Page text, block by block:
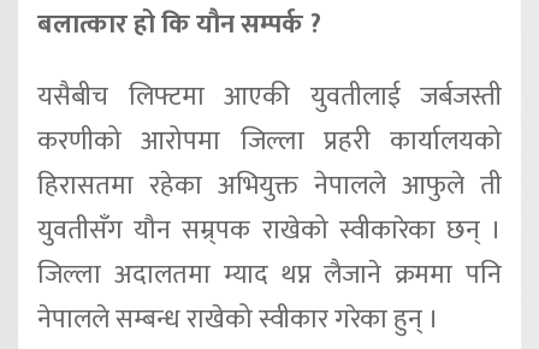
बलात्कार हो कि यौन सम्पर्क ?
यसैबीच लिफ्टमा आएकी युवतीलाई जर्बजस्ती
करणीको आरोपमा जिल्ला प्रहरी कार्यालयको
हिरासतमा रहेका अभियुक्त नेपालले आफुले ती
युवतीसँग यौन सम्र्पक राखेको स्वीकारेका छन् ।
जिल्ला अदालतमा म्याद थप्न लैजाने क्रममा पनि
नेपालले सम्बन्ध राखेको स्वीकार गरेका हुन् ।